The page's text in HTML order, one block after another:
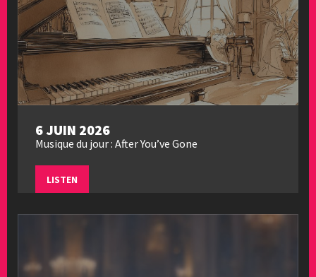
6 JUIN 2026
Musique du jour : After You’ve Gone
LISTEN